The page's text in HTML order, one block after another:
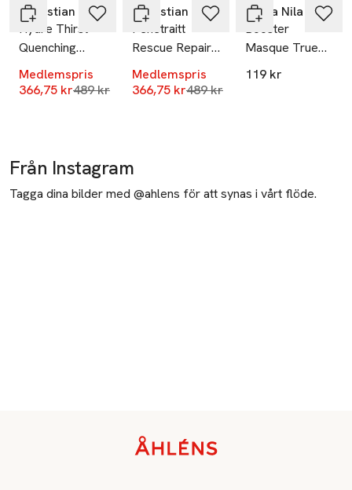
Sebastian Professional
Hydre Thirst
Quenching
Treatment
Mask
Medlemspris
366,75 krLägsta pris 30 dagar
489 kr
Sebastian Professional
Penetraitt
Rescue Repair
Mask
Medlemspris
366,75 krLägsta pris 30 dagar
489 kr
Maria Nila
Booster
Masque True
Soft
119 kr
Från Instagram
Tagga dina bilder med @ahlens för att synas i vårt flöde.